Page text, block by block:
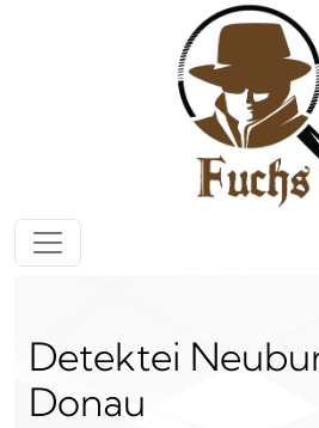
Zum Inhalt springen
Hauptnavigation
Detektei
Donau